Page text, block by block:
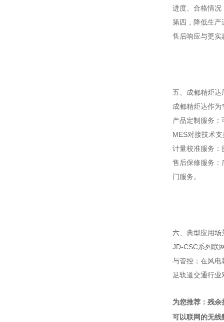
进度、合格情况
第四，降低生产
售后响应与更实
五、成都精炬达
成都精炬达作
产品定制服务
MES对接技术
计量校准服务：
售后保修服务：
门服务。
六、典型应用场
JD-CSC系列联
与管控；在风电
足轨道交通行
为您推荐：残
可以联网的无线